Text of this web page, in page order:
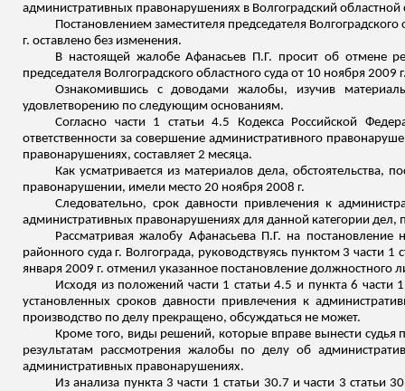
административных правонарушениях в Волгоградский областной
Постановлением заместителя председателя
г. оставлено без изменения.
В настоящей жалобе Афанасьев П.Г. просит об отмене
председателя Волгоградского областного суда от 10 ноября 2009
Ознакомившись с доводами жалобы, изучив
удовлетворению по следующим основаниям.
Согласно части 1 статьи 4.5 Кодекса Российской
ответственности за совершение административного
правонарушениях, составляет 2 месяца.
Как усматривается из материалов дела,
правонарушении, имели место 20 ноября 2008 г.
Следовательно, срок давности привлечения к
административных правонарушениях для данной категории дел,
Рассматривая жалобу Афанасьева П.Г. на
районного суда г. Волгограда, руководствуясь пунктом 3
января 2009 г. отменил указанное постановление
Исходя из положений части 1 статьи 4.5 и пункта 6
установленных сроков давности привлечения к
производство по делу прекращено, обсуждаться не может.
Кроме того, виды решений, которые вправе вынести судья
результатам рассмотрения жалобы по делу об
административных правонарушениях.
Из анализа пункта 3 части 1 статьи 30.7 и части 3